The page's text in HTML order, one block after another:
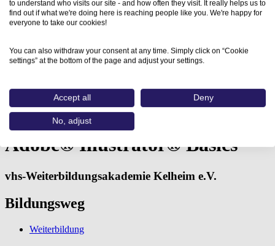
Home
Aus- und Weiterbildungen
Adobe® Illustrator® Basics (vhs-Weiterbildungsakademie…
Adobe® Illustrator® Basics
vhs-Weiterbildungsakademie Kelheim e.V.
Bildungsweg
Weiterbildung
to understand who visits our site - and how often they visit. It really helps us to
find out if what we're doing here is reaching people like you. We're happy for
everyone to take our cookies!
You can also withdraw your consent at any time. Simply click on “Cookie
settings” at the bottom of the page and adjust your settings.
Accept all Deny
No, adjust